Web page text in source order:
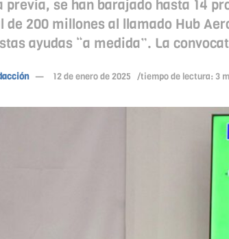
previa, se han barajado hasta 14
de 200 millones al llamado Hub
ayudas “a medida”. La
12 de enero de 2025 /tiempo de lectura: 3